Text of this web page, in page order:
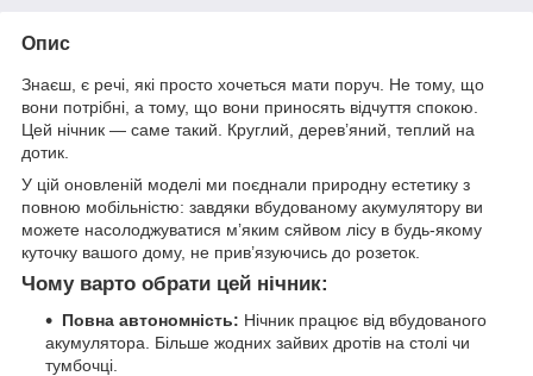
Опис
Знаєш, є речі, які просто хочеться мати поруч. Не тому, що
вони потрібні, а тому, що вони приносять відчуття спокою.
Цей нічник — саме такий. Круглий, дерев’яний, теплий на
дотик.
У цій оновленій моделі ми поєднали природну естетику з
повною мобільністю: завдяки вбудованому акумулятору ви
можете насолоджуватися м’яким сяйвом лісу в будь-якому
куточку вашого дому, не прив’язуючись до розеток.
Чому варто обрати цей нічник:
Повна автономність: Нічник працює від вбудованого
акумулятора. Більше жодних зайвих дротів на столі чи
тумбочці.